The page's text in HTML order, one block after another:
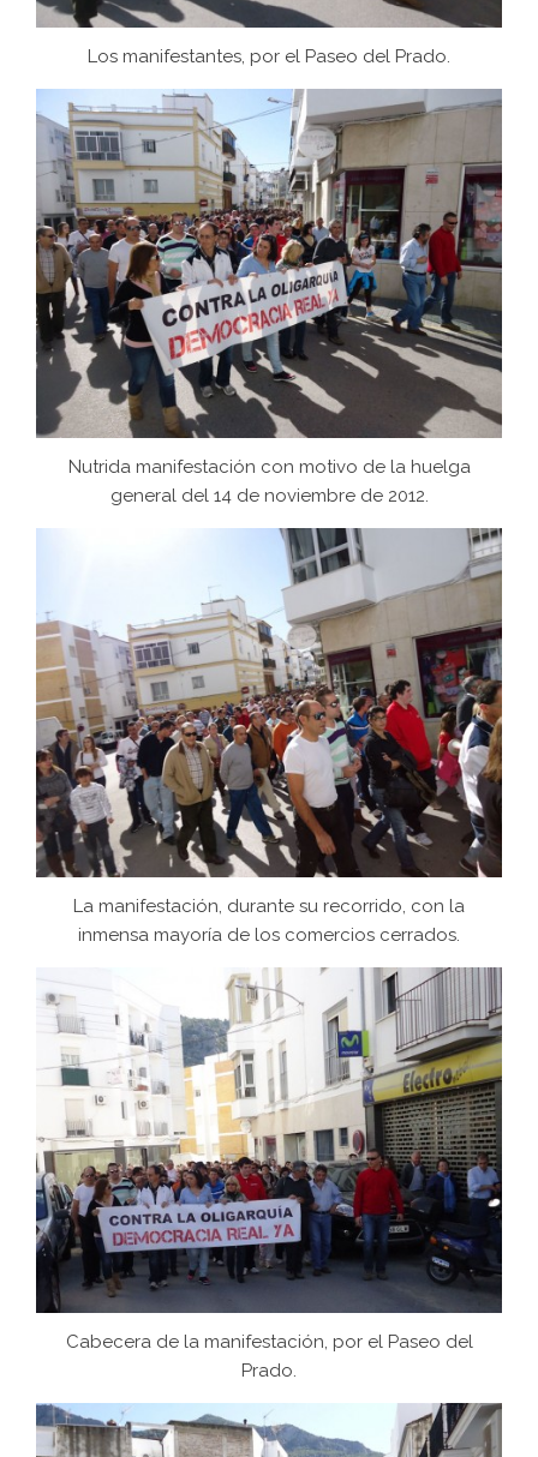
Los manifestantes, por el Paseo del Prado.
Nutrida manifestación con motivo de la huelga
general del 14 de noviembre de 2012.
La manifestación, durante su recorrido, con la
inmensa mayoría de los comercios cerrados.
Cabecera de la manifestación, por el Paseo del
Prado.